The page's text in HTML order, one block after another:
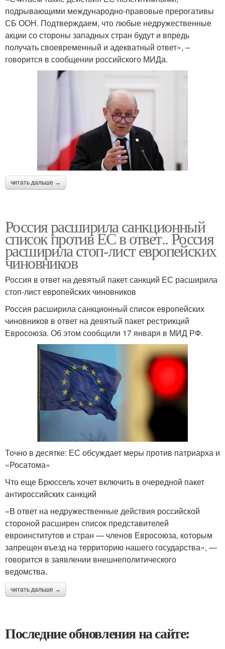
подрывающими международно-правовые прерогативы
СБ ООН. Подтверждаем, что любые недружественные
акции со стороны западных стран будут и впредь
получать своевременный и адекватный ответ», –
говорится в сообщении российского МИДа.
читать дальше →
Россия расширила санкционный
список против ЕС в ответ.. Россия
расширила стоп-лист европейских
чиновников
Россия в ответ на девятый пакет санкций ЕС расширила
стоп-лист европейских чиновников
Россия расширила санкционный список европейских
чиновников в ответ на девятый пакет рестрикций
Евросоюза. Об этом сообщили 17 января в МИД РФ.
Точно в десятке: ЕС обсуждает меры против патриарха и
«Росатома»
Что еще Брюссель хочет включить в очередной пакет
антироссийских санкций
«В ответ на недружественные действия российской
стороной расширен список представителей
евроинститутов и стран — членов Евросоюза, которым
запрещен въезд на территорию нашего государства», —
говорится в заявлении внешнеполитического
ведомства.
читать дальше →
Последние обновления на сайте: